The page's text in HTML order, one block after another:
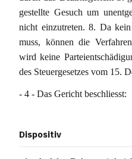
gestellte Gesuch um
nicht einzutreten. 8. Da
muss, können die
wird keine
des Steuergesetzes vom 15.
- 4 - Das Gericht beschliesst:
Dispositiv